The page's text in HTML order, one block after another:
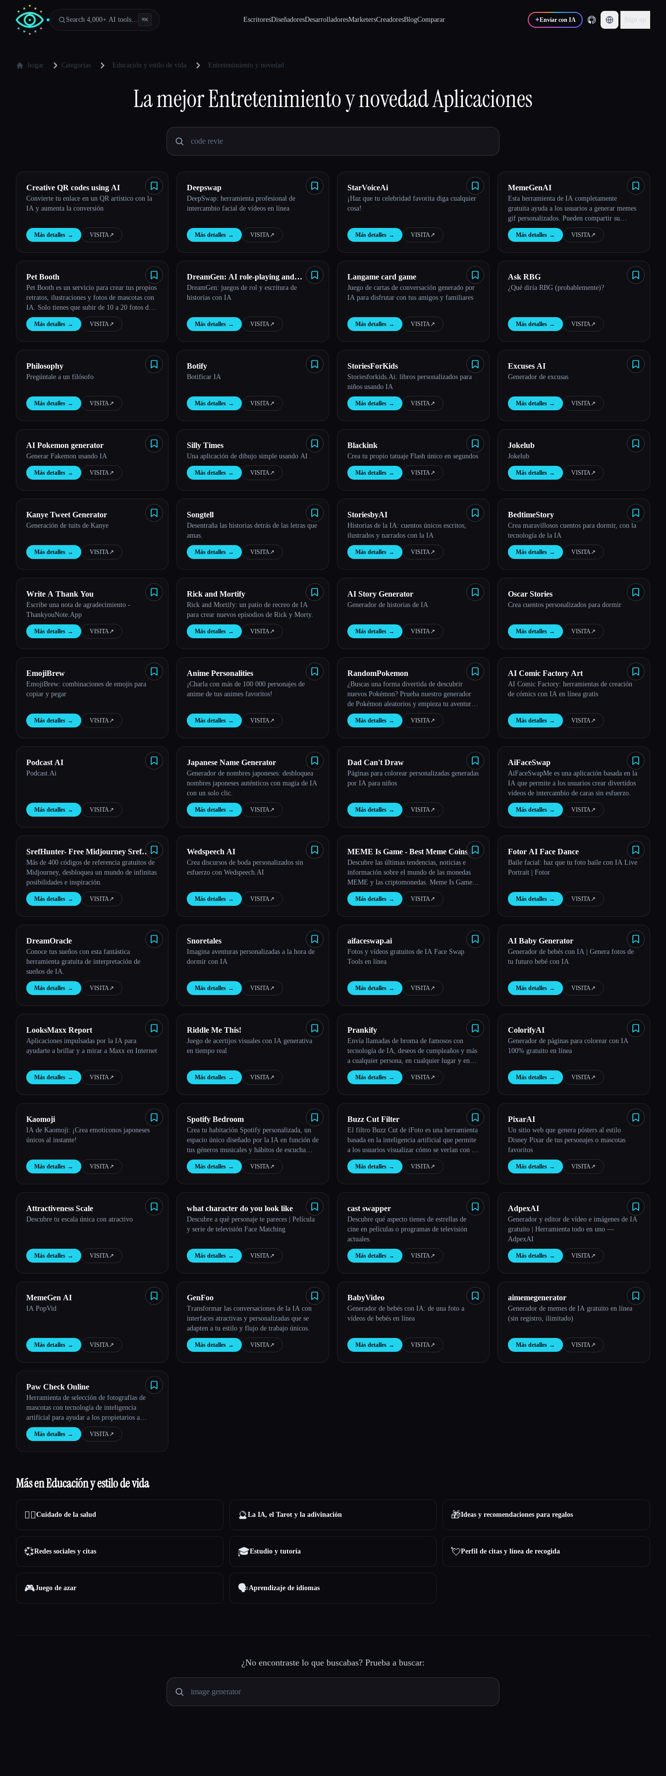
Search 4,000+ AI tools… ⌘K EscritoresDiseñadoresDesarrolladoresMarketersCreadoresBlogComparar ✦Enviar con IA Sign up
hogar Categorías Educación y estilo de vida Entretenimiento y novedad
La mejorEntretenimiento y novedadAplicaciones
Creative QR codes using AI
Convierte tu enlace en un QR artístico con la
IA y aumenta la conversión
Más detalles → VISITA↗︎
Deepswap
DeepSwap: herramienta profesional de
intercambio facial de vídeos en línea
Más detalles → VISITA↗︎
StarVoiceAi
¡Haz que tu celebridad favorita diga cualquier
cosa!
Más detalles → VISITA↗︎
MemeGenAI
Esta herramienta de IA completamente
gratuita ayuda a los usuarios a generar memes
gif personalizados. Pueden compartir su
trabajo con amigos y familiares, y el
destinatario puede interactuar con este meme
Más detalles → VISITA↗︎
Pet Booth
Pet Booth es un servicio para crear tus propios
retratos, ilustraciones y fotos de mascotas con
IA. Solo tienes que subir de 10 a 20 fotos de
tu gato o perro y seleccionar entre más de 80
temas en los que transformarlos.
Más detalles → VISITA↗︎
DreamGen: AI role-playing and
strory-writing
DreamGen: juegos de rol y escritura de
historias con IA
Más detalles → VISITA↗︎
Langame card game
Juego de cartas de conversación generado por
IA para disfrutar con tus amigos y familiares
Más detalles → VISITA↗︎
Ask RBG
¿Qué diría RBG (probablemente)?
Más detalles → VISITA↗︎
Philosophy
Pregúntale a un filósofo
Más detalles → VISITA↗︎
Botify
Botificar IA
Más detalles → VISITA↗︎
StoriesForKids
Storiesforkids.Ai: libros personalizados para
niños usando IA
Más detalles → VISITA↗︎
Excuses AI
Generador de excusas
Más detalles → VISITA↗︎
AI Pokemon generator
Generar Fakemon usando IA
Más detalles → VISITA↗︎
Silly Times
Una aplicación de dibujo simple usando AI
Más detalles → VISITA↗︎
Blackink
Crea tu propio tatuaje Flash único en segundos
Más detalles → VISITA↗︎
Jokelub
Jokelub
Más detalles → VISITA↗︎
Kanye Tweet Generator
Generación de tuits de Kanye
Más detalles → VISITA↗︎
Songtell
Desentraña las historias detrás de las letras que
amas.
Más detalles → VISITA↗︎
StoriesbyAI
Historias de la IA: cuentos únicos escritos,
ilustrados y narrados con la IA
Más detalles → VISITA↗︎
BedtimeStory
Crea maravillosos cuentos para dormir, con la
tecnología de la IA
Más detalles → VISITA↗︎
Write A Thank You
Escribe una nota de agradecimiento -
ThankyouNote.App
Más detalles → VISITA↗︎
Rick and Mortify
Rick and Mortify: un patio de recreo de IA
para crear nuevos episodios de Rick y Morty.
Más detalles → VISITA↗︎
AI Story Generator
Generador de historias de IA
Más detalles → VISITA↗︎
Oscar Stories
Crea cuentos personalizados para dormir
Más detalles → VISITA↗︎
EmojiBrew
EmojiBrew: combinaciones de emojis para
copiar y pegar
Más detalles → VISITA↗︎
Anime Personalities
¡Charla con más de 100 000 personajes de
anime de tus animes favoritos!
Más detalles → VISITA↗︎
RandomPokemon
¿Buscas una forma divertida de descubrir
nuevos Pokémon? Prueba nuestro generador
de Pokémon aleatorios y empieza tu aventura
hoy mismo.
Más detalles → VISITA↗︎
AI Comic Factory Art
AI Comic Factory: herramientas de creación
de cómics con IA en línea gratis
Más detalles → VISITA↗︎
Podcast AI
Podcast.Ai
Más detalles → VISITA↗︎
Japanese Name Generator
Generador de nombres japoneses: desbloquea
nombres japoneses auténticos con magia de IA
con un solo clic.
Más detalles → VISITA↗︎
Dad Can't Draw
Páginas para colorear personalizadas generadas
por IA para niños
Más detalles → VISITA↗︎
AiFaceSwap
AiFaceSwapMe es una aplicación basada en la
IA que permite a los usuarios crear divertidos
vídeos de intercambio de caras sin esfuerzo.
Más detalles → VISITA↗︎
SrefHunter- Free Midjourney Sref
Codes
Más de 400 códigos de referencia gratuitos de
Midjourney, desbloquea un mundo de infinitas
posibilidades e inspiración.
Más detalles → VISITA↗︎
Wedspeech AI
Crea discursos de boda personalizados sin
esfuerzo con Wedspeech.AI
Más detalles → VISITA↗︎
MEME Is Game - Best Meme Coins
with AI Insights
Descubre las últimas tendencias, noticias e
información sobre el mundo de las monedas
MEME y las criptomonedas. Meme Is Game
ofrece la guía definitiva para navegar en este
nuevo y emocionante mercado.
Más detalles → VISITA↗︎
Fotor AI Face Dance
Baile facial: haz que tu foto baile con IA Live
Portrait | Fotor
Más detalles → VISITA↗︎
DreamOracle
Conoce tus sueños con esta fantástica
herramienta gratuita de interpretación de
sueños de IA.
Más detalles → VISITA↗︎
Snoretales
Imagina aventuras personalizadas a la hora de
dormir con IA
Más detalles → VISITA↗︎
aifaceswap.ai
Fotos y vídeos gratuitos de IA Face Swap
Tools en línea
Más detalles → VISITA↗︎
AI Baby Generator
Generador de bebés con IA | Genera fotos de
tu futuro bebé con IA
Más detalles → VISITA↗︎
LooksMaxx Report
Aplicaciones impulsadas por la IA para
ayudarte a brillar y a mirar a Maxx en Internet
Más detalles → VISITA↗︎
Riddle Me This!
Juego de acertijos visuales con IA generativa
en tiempo real
Más detalles → VISITA↗︎
Prankify
Envía llamadas de broma de famosos con
tecnología de IA, deseos de cumpleaños y más
a cualquier persona, en cualquier lugar y en
cualquier momento.
Más detalles → VISITA↗︎
ColorifyAI
Generador de páginas para colorear con IA
100% gratuito en línea
Más detalles → VISITA↗︎
Kaomoji
IA de Kaomoji: ¡Crea emoticonos japoneses
únicos al instante!
Más detalles → VISITA↗︎
Spotify Bedroom
Crea tu habitación Spotify personalizada, un
espacio único diseñado por la IA en función de
tus géneros musicales y hábitos de escucha
favoritos.
Más detalles → VISITA↗︎
Buzz Cut Filter
El filtro Buzz Cut de iFoto es una herramienta
basada en la inteligencia artificial que permite
a los usuarios visualizar cómo se verían con un
peinado cortado.
Más detalles → VISITA↗︎
PixarAI
Un sitio web que genera pósters al estilo
Disney Pixar de tus personajes o mascotas
favoritos
Más detalles → VISITA↗︎
Attractiveness Scale
Descubre tu escala única con atractivo
Más detalles → VISITA↗︎
what character do you look like
Descubre a qué personaje te pareces | Película
y serie de televisión Face Matching
Más detalles → VISITA↗︎
cast swapper
Descubre qué aspecto tienes de estrellas de
cine en películas o programas de televisión
actuales.
Más detalles → VISITA↗︎
AdpexAI
Generador y editor de vídeo e imágenes de IA
gratuito | Herramienta todo en uno —
AdpexAI
Más detalles → VISITA↗︎
MemeGen AI
IA PopVid
Más detalles → VISITA↗︎
GenFoo
Transformar las conversaciones de la IA con
interfaces atractivas y personalizadas que se
adapten a tu estilo y flujo de trabajo únicos.
Más detalles → VISITA↗︎
BabyVideo
Generador de bebés con IA: de una foto a
vídeos de bebés en línea
Más detalles → VISITA↗︎
aimemegenerator
Generador de memes de IA gratuito en línea
(sin registro, ilimitado)
Más detalles → VISITA↗︎
Paw Check Online
Herramienta de selección de fotografías de
mascotas con tecnología de inteligencia
artificial para ayudar a los propietarios a
controlar la salud de los ojos, la piel, los
dientes y los oídos.
Más detalles → VISITA↗︎
Más en Educación y estilo de vida
👩‍⚕️Cuidado de la salud 🔮La IA, el Tarot y la adivinación 🎁Ideas y recomendaciones para regalos
💞Redes sociales y citas 🎓Estudio y tutoría 💘Perfil de citas y línea de recogida
🎮Juego de azar 🗣️Aprendizaje de idiomas
¿No encontraste lo que buscabas? Prueba a buscar: